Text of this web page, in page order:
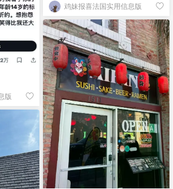
鸡妹报喜法国实用信息版
版